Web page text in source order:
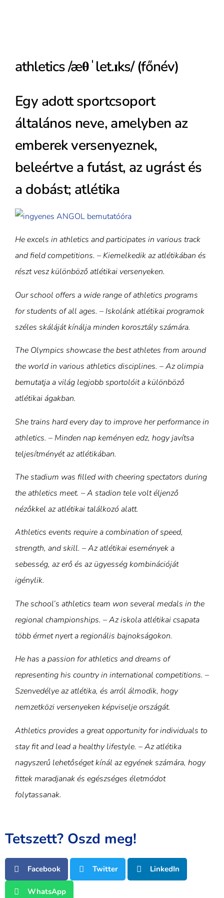
athletics /æθˈlet.ɪks/ (főnév)
Egy adott sportcsoport
általános neve, amelyben az
emberek versenyeznek,
beleértve a futást, az ugrást és
a dobást; atlétika
He excels in athletics and participates in various track
and field competitions. – Kiemelkedik az atlétikában és
részt vesz különböző atlétikai versenyeken.
Our school offers a wide range of athletics programs
for students of all ages. – Iskolánk atlétikai programok
széles skáláját kínálja minden korosztály számára.
The Olympics showcase the best athletes from around
the world in various athletics disciplines. – Az olimpia
bemutatja a világ legjobb sportolóit a különböző
atlétikai ágakban.
She trains hard every day to improve her performance in
athletics. – Minden nap keményen edz, hogy javítsa
teljesítményét az atlétikában.
The stadium was filled with cheering spectators during
the athletics meet. – A stadion tele volt éljenző
nézőkkel az atlétikai találkozó alatt.
Athletics events require a combination of speed,
strength, and skill. – Az atlétikai események a
sebesség, az erő és az ügyesség kombinációját
igénylik.
The school’s athletics team won several medals in the
regional championships. – Az iskola atlétikai csapata
több érmet nyert a regionális bajnokságokon.
He has a passion for athletics and dreams of
representing his country in international competitions. –
Szenvedélye az atlétika, és arról álmodik, hogy
nemzetközi versenyeken képviselje országát.
Athletics provides a great opportunity for individuals to
stay fit and lead a healthy lifestyle. – Az atlétika
nagyszerű lehetőséget kínál az egyének számára, hogy
fittek maradjanak és egészséges életmódot
folytassanak.
Tetszett? Oszd meg!
Facebook Twitter LinkedIn
WhatsApp